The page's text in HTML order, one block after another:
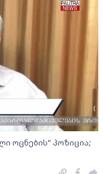
ოცნების" პოზიცია;